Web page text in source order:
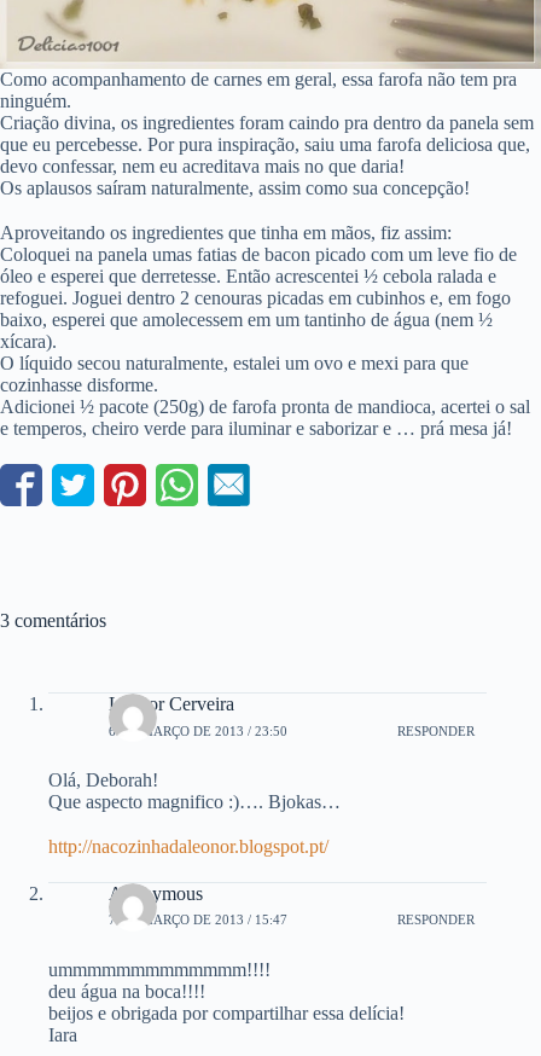
Como acompanhamento de carnes em geral, essa farofa não tem pra
ninguém.
Criação divina, os ingredientes foram caindo pra dentro da panela sem
que eu percebesse. Por pura inspiração, saiu uma farofa deliciosa que,
devo confessar, nem eu acreditava mais no que daria!
Os aplausos saíram naturalmente, assim como sua concepção!
Aproveitando os ingredientes que tinha em mãos, fiz assim:
Coloquei na panela umas fatias de bacon picado com um leve fio de
óleo e esperei que derretesse. Então acrescentei ½ cebola ralada e
refoguei. Joguei dentro 2 cenouras picadas em cubinhos e, em fogo
baixo, esperei que amolecessem em um tantinho de água (nem ½
xícara).
O líquido secou naturalmente, estalei um ovo e mexi para que
cozinhasse disforme.
Adicionei ½ pacote (250g) de farofa pronta de mandioca, acertei o sal
e temperos, cheiro verde para iluminar e saborizar e … prá mesa já!
3 comentários
Leonor Cerveira
6 DE MARÇO DE 2013 / 23:50 RESPONDER
Olá, Deborah!
Que aspecto magnifico :)…. Bjokas…
http://nacozinhadaleonor.blogspot.pt/
Anonymous
7 DE MARÇO DE 2013 / 15:47 RESPONDER
ummmmmmmmmmmmm!!!!
deu água na boca!!!!
beijos e obrigada por compartilhar essa delícia!
Iara